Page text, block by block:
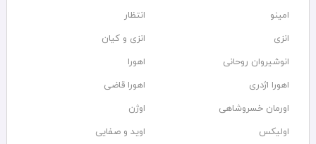
امینو
انتظار
انزی
انزی و کیان
انوشیروان روحانی
اهورا
اهورا اژدری
اهورا قاضی
اورمان خسروشاهی
اوژن
اولیکس
اوید و صفایی